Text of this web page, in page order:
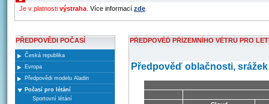
Je v platnosti výstraha Více informací zde
PŘEDPOVĚDI POČASÍ
Česká republika
Evropa
Předpovědi modelu Aladin
Počasí pro létání
Sportovní létání
PŘEDPOVĚĎ PŘÍZEMNÍHO VĚTRU PRO
Předpověď oblačnosti,